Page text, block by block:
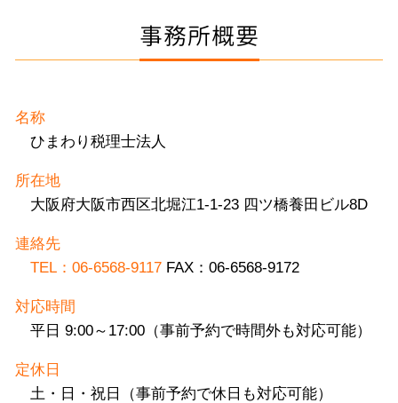
事務所概要
名称
ひまわり税理士法人
所在地
大阪府大阪市西区北堀江1-1-23 四ツ橋養田ビル8D
連絡先
TEL：06-6568-9117 FAX：06-6568-9172
対応時間
平日 9:00～17:00（事前予約で時間外も対応可能）
定休日
土・日・祝日（事前予約で休日も対応可能）